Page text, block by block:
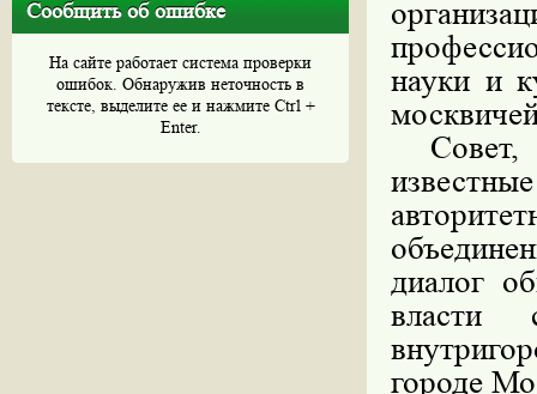
Сообщить об ошибке
На сайте работает система проверки
ошибок. Обнаружив неточность в
тексте, выделите ее и нажмите Ctrl +
Enter.
науки и
Совет,
диалог
власти
городе